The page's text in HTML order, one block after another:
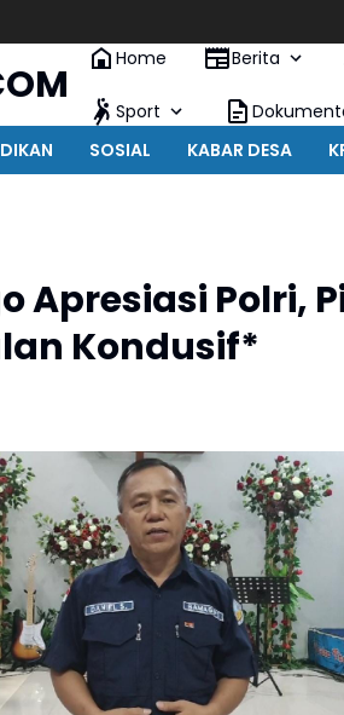
Home Berita
Sport
SOSIAL KABAR DESA
Apresiasi Polri,
Kondusif*